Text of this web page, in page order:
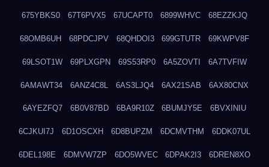
675YBKS0 67T6PVX5 67UCAPT0 6899WHVC 68EZZKJQ
68OMB6UH 68PDCJPV 68QHDOI3 699GTUTR 69KWPV8F
69LSOT1W 69PLXGPN 69S53RP0 6A5ZOVTI 6A7TVFIW
6AMAWT34 6ANZ4C8L 6AS3LJQ4 6AX21SAB 6AX80CNX
6AYEZFQ7 6B0V87BD 6BA9R10Z 6BUMJY5E 6BVXINIU
6CJKUI7J 6D1OSCXH 6D8BUPZM 6DCMVTHM 6DDK07UL
6DEL198E 6DMVW7ZP 6DO5WVEC 6DPAK2I3 6DREN8XO